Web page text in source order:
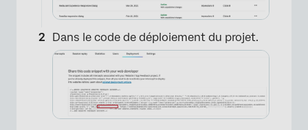
Dans le code de déploiement du projet.